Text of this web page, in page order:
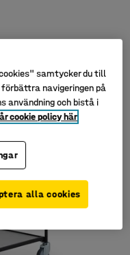
samtycker du till
navigeringen på
användning och bistå i
cookie policy här
alla cookies